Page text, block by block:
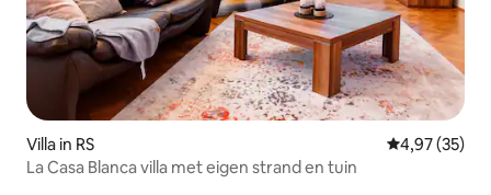
Villa in RS Gemiddelde
4,97 (35)
La Casa Blanca villa met eigen strand en tuin